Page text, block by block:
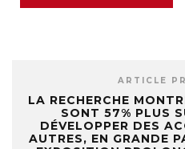
ARTICLE
LA RECHERCHE
SONT 57% PLUS
DÉVELOPPER DES
AUTRES, EN GRANDE